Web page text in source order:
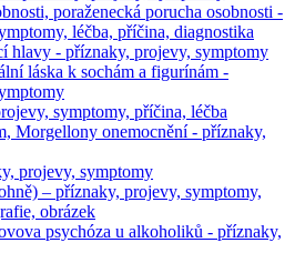
poraženecká porucha osobnosti -
léčba, příčina, diagnostika
hlavy - příznaky, projevy, symptomy
láska k sochám a figurínám -
symptomy, příčina, léčba
Morgellony onemocnění - příznaky,
projevy, symptomy
– příznaky, projevy, symptomy,
obrázek
psychóza u alkoholiků - příznaky,